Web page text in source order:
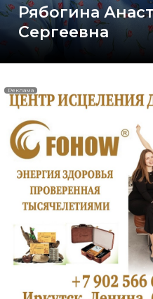
Рябогина
Сергеевна
Реклама